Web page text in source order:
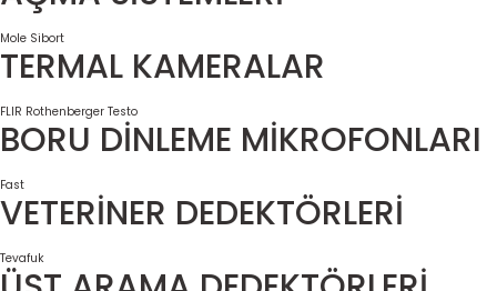
Mole Sibort
TERMAL KAMERALAR
FLIR Rothenberger Testo
BORU DİNLEME MİKROFONLARI
Fast
VETERİNER DEDEKTÖRLERİ
Tevafuk